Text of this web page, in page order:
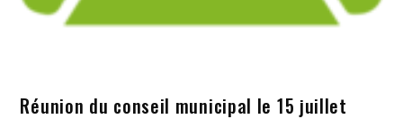
Réunion du conseil municipal le 15 juillet